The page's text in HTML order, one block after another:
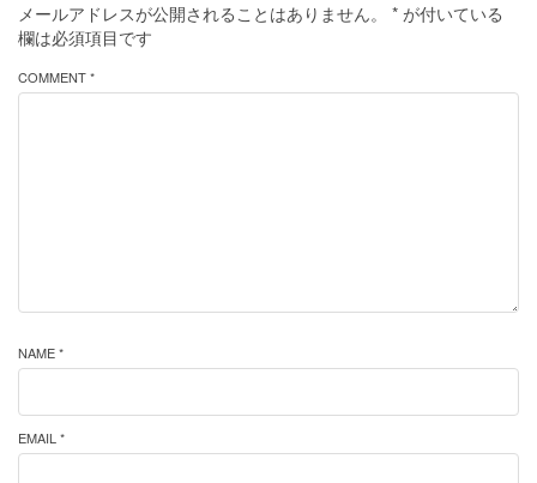
メールアドレスが公開されることはありません。 * が付いている
欄は必須項目です
COMMENT *
NAME *
EMAIL *